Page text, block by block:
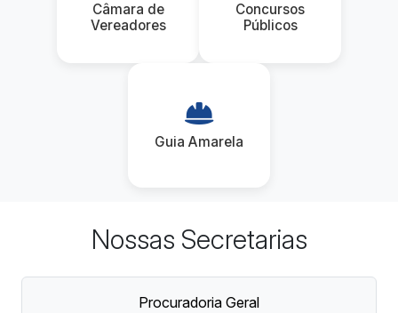
Câmara de
Vereadores
Concursos
Públicos
Guia Amarela
Nossas Secretarias
Procuradoria Geral